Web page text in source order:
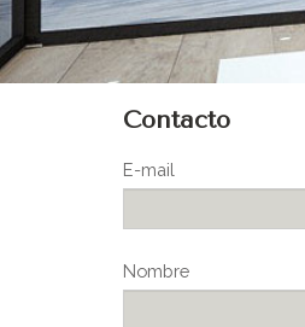
Contacto
E-mail
Nombre